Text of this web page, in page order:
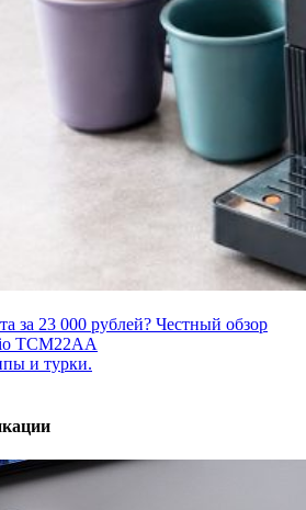
за 23 000 рублей? Честный обзор
TCM22AA
и турки.